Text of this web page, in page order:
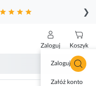
❯
Zaloguj
Zaloguj się
Załóż konto
Koszyk